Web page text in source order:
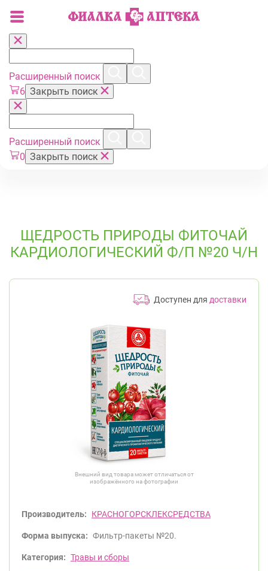
Расширенный поиск
6 Закрыть поиск
Расширенный поиск
0 Закрыть поиск
ЩЕДРОСТЬ ПРИРОДЫ ФИТОЧАЙ
КАРДИОЛОГИЧЕСКИЙ Ф/П №20 Ч/Н
Доступен для доставки
Внешний вид товара может отличаться от
изображённого на фотографии
Производитель: КРАСНОГОРСКЛЕКСРЕДСТВА
Форма выпуска: Фильтр-пакеты №20.
Категория: Травы и сборы